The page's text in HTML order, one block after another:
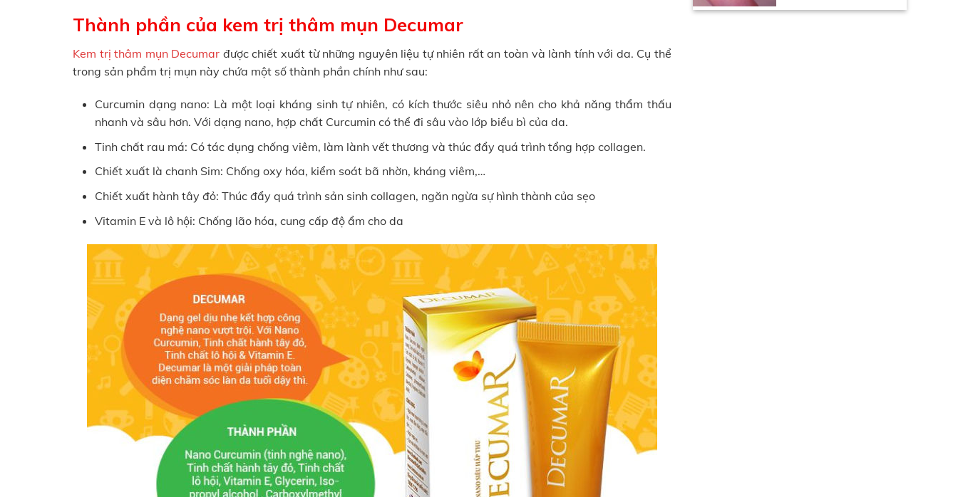
Thành phần của kem trị thâm mụn Decumar
Kem trị thâm mụn Decumar được chiết xuất từ những nguyên liệu tự nhiên rất an toàn và lành tính với da. Cụ thể
trong sản phẩm trị mụn này chứa một số thành phần chính như sau:
Curcumin dạng nano: Là một loại kháng sinh tự nhiên, có kích thước siêu nhỏ nên cho khả năng thẩm thấu
nhanh và sâu hơn. Với dạng nano, hợp chất Curcumin có thể đi sâu vào lớp biểu bì của da.
Tinh chất rau má: Có tác dụng chống viêm, làm lành vết thương và thúc đẩy quá trình tổng hợp collagen.
Chiết xuất là chanh Sim: Chống oxy hóa, kiểm soát bã nhờn, kháng viêm,…
Chiết xuất hành tây đỏ: Thúc đẩy quá trình sản sinh collagen, ngăn ngừa sự hình thành của sẹo
Vitamin E và lô hội: Chống lão hóa, cung cấp độ ẩm cho da